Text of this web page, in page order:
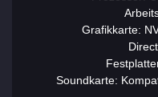
Grafikkarte:
Soundkarte: